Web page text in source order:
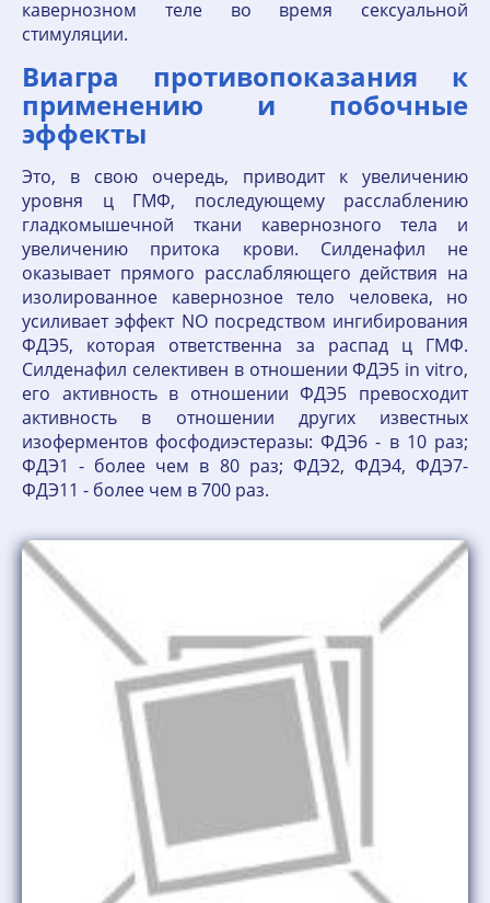
кавернозном теле во время сексуальной
стимуляции.
Виагра противопоказания к
применению и побочные
эффекты
Это, в свою очередь, приводит к увеличению
уровня ц ГМФ, последующему расслаблению
гладкомышечной ткани кавернозного тела и
увеличению притока крови. Силденафил не
оказывает прямого расслабляющего действия на
изолированное кавернозное тело человека, но
усиливает эффект NO посредством ингибирования
ФДЭ5, которая ответственна за распад ц ГМФ.
Силденафил селективен в отношении ФДЭ5 in vitro,
его активность в отношении ФДЭ5 превосходит
активность в отношении других известных
изоферментов фосфодиэстеразы: ФДЭ6 - в 10 раз;
ФДЭ1 - более чем в 80 раз; ФДЭ2, ФДЭ4, ФДЭ7-
ФДЭ11 - более чем в 700 раз.